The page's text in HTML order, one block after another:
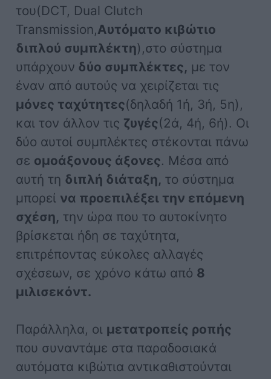
του(DCT, Dual Clutch
Transmission,Αυτόματο κιβώτιο
διπλού συμπλέκτη),στο σύστημα
υπάρχουν δύο συμπλέκτες, με τον
έναν από αυτούς να χειρίζεται τις
μόνες ταχύτητες(δηλαδή 1ή, 3ή, 5η),
και τον άλλον τις ζυγές(2ά, 4ή, 6ή). Οι
δύο αυτοί συμπλέκτες στέκονται πάνω
σε ομοάξονους άξονες. Μέσα από
αυτή τη διπλή διάταξη, το σύστημα
μπορεί να προεπιλέξει την επόμενη
σχέση, την ώρα που το αυτοκίνητο
βρίσκεται ήδη σε ταχύτητα,
επιτρέποντας εύκολες αλλαγές
σχέσεων, σε χρόνο κάτω από 8
μιλισεκόντ.
Παράλληλα, οι μετατροπείς ροπής
που συναντάμε στα παραδοσιακά
αυτόματα κιβώτια αντικαθιστούνται